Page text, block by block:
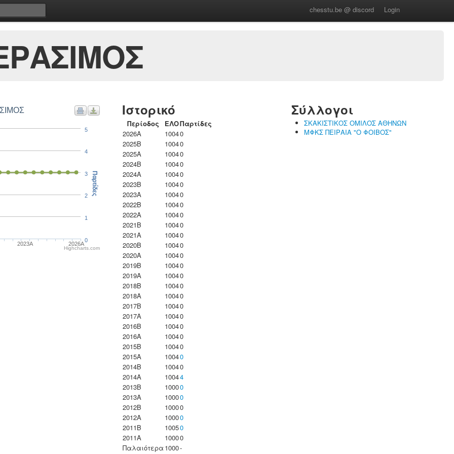
chesstu.be @ discord Login
2023Α 2026A
0
1
2
3
4
5
Παρτίδες
Highcharts.com
Ιστορικό
Περίοδος ΕΛΟΠαρτίδες
2026A
10040
2025B
10040
2025A
10040
2024B
10040
2024A
10040
2023B
10040
2023Α
10040
2022B
10040
2022A
10040
2021B
10040
2021A
10040
2020B
10040
2020A
10040
2019B
10040
2019A
10040
2018B
10040
2018A
10040
2017B
10040
2017A
10040
2016B
10040
2016A
10040
2015B
10040
2015A
10040
2014B
10040
2014A
10044
2013B
10000
2013A
10000
2012B
10000
2012A
10000
2011B
10050
2011A
10000
Παλαιότερα 1000-
Σύλλογοι
ΣΚΑΚΙΣΤΙΚΟΣ ΟΜΙΛΟΣ ΑΘΗΝΩΝ
ΜΦΚΣ ΠΕΙΡΑΙΑ "Ο ΦΟΙΒΟΣ"